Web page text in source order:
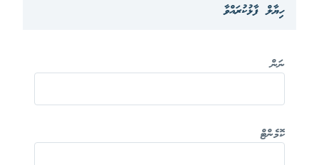
ހިޔާލް ފާޅުކުރައްވާ
ނަން
ކޮމެންޓް